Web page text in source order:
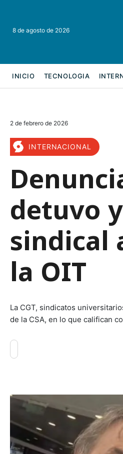
8 de agosto de 2026
INICIO TECNOLOGIA
2 de febrero de 2026
INTERNACIONAL
detuvo
sindical
la OIT
La CGT, sindicatos
de la CSA, en lo que califican